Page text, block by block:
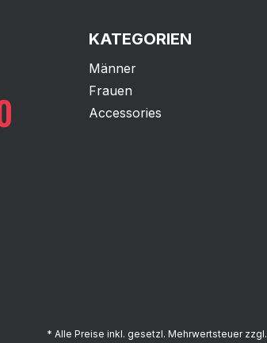
KATEGORIEN
Männer
Frauen
Accessories
* Alle Preise inkl. gesetzl. Mehrwertsteuer zzgl.